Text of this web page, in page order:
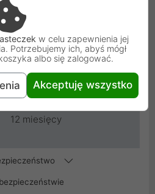
XSP-M45
XSP-M45
5904506100354
12 miesięcy
w celu zapewnienia jej
Potrzebujemy ich, abyś mógł
albo się zalogować.
Akceptuję wszystko